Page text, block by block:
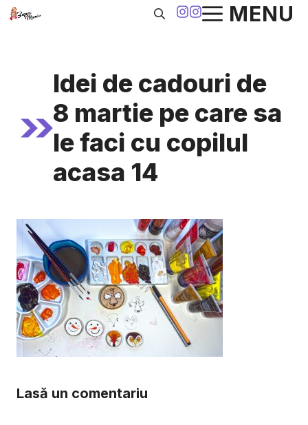
Sari
MENU
Idei de cadouri de
8 martie pe care sa
le faci cu copilul
acasa 14
Lasă un comentariu